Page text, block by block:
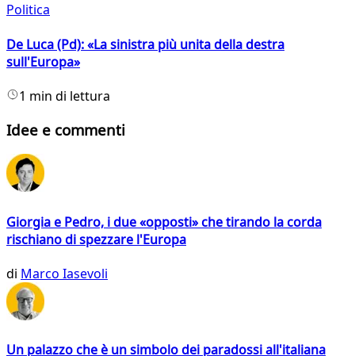
Politica
De Luca (Pd): «La sinistra più unita della destra
sull'Europa»
1 min di lettura
Idee e commenti
Giorgia e Pedro, i due «opposti» che tirando la corda
rischiano di spezzare l'Europa
di Marco Iasevoli
Un palazzo che è un simbolo dei paradossi all'italiana